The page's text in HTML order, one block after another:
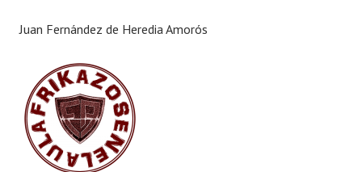
Juan Fernández de Heredia Amorós